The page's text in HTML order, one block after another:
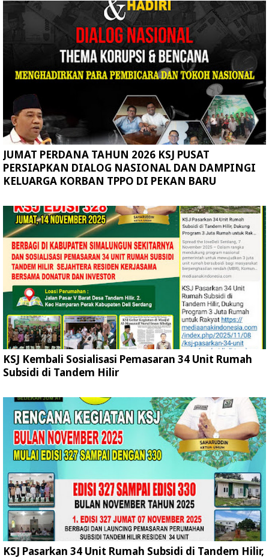
JUMAT PERDANA TAHUN 2026 KSJ PUSAT
PERSIAPKAN DIALOG NASIONAL DAN DAMPINGI
KELUARGA KORBAN TPPO DI PEKAN BARU
KSJ Kembali Sosialisasi Pemasaran 34 Unit Rumah
Subsidi di Tandem Hilir
KSJ Pasarkan 34 Unit Rumah Subsidi di Tandem Hilir,